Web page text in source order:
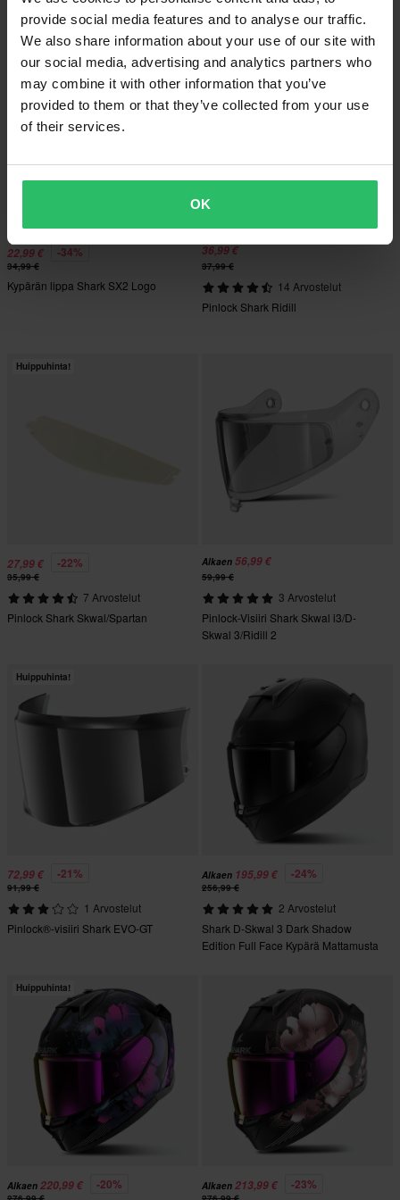
provide social media features and to analyse our traffic.
We also share information about your use of our site with
our social media, advertising and analytics partners who
may combine it with other information that you’ve
provided to them or that they’ve collected from your use
of their services.
OK
Huippuhinta!
22,99 € -34%
34,99 €
Kypärän lippa Shark SX2 Logo
36,99 €
37,99 €
14 Arvostelut
Pinlock Shark Ridill
Huippuhinta!
27,99 € -22%
35,99 €
7 Arvostelut
Pinlock Shark Skwal/Spartan
Alkaen 56,99 €
59,99 €
3 Arvostelut
Pinlock-Visiiri Shark Skwal i3/D-
Skwal 3/Ridill 2
Huippuhinta!
72,99 € -21%
91,99 €
1 Arvostelut
Pinlock®-visiiri Shark EVO-GT
Alkaen 195,99 € -24%
256,99 €
2 Arvostelut
Shark D-Skwal 3 Dark Shadow
Edition Full Face Kypärä Mattamusta
Huippuhinta!
Alkaen 220,99 € -20% Alkaen 213,99 € -23%